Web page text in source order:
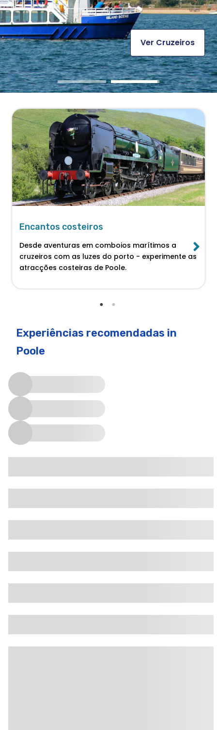
Ver Experiências
Ver Cruzeiros
Encantos costeiros
Desde aventuras em comboios marítimos a
cruzeiros com as luzes do porto - experimente as
atracções costeiras de Poole.
Experiências recomendadas in
Poole